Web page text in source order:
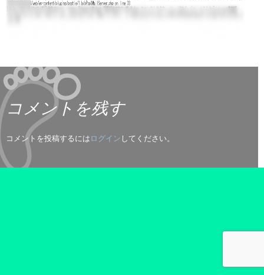
コメントを残す
コメントを投稿するには ログイン してください。